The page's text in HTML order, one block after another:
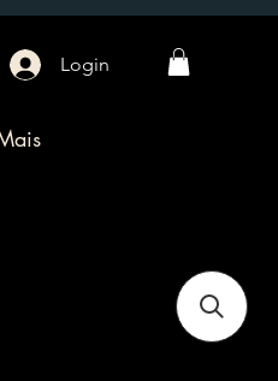
Login